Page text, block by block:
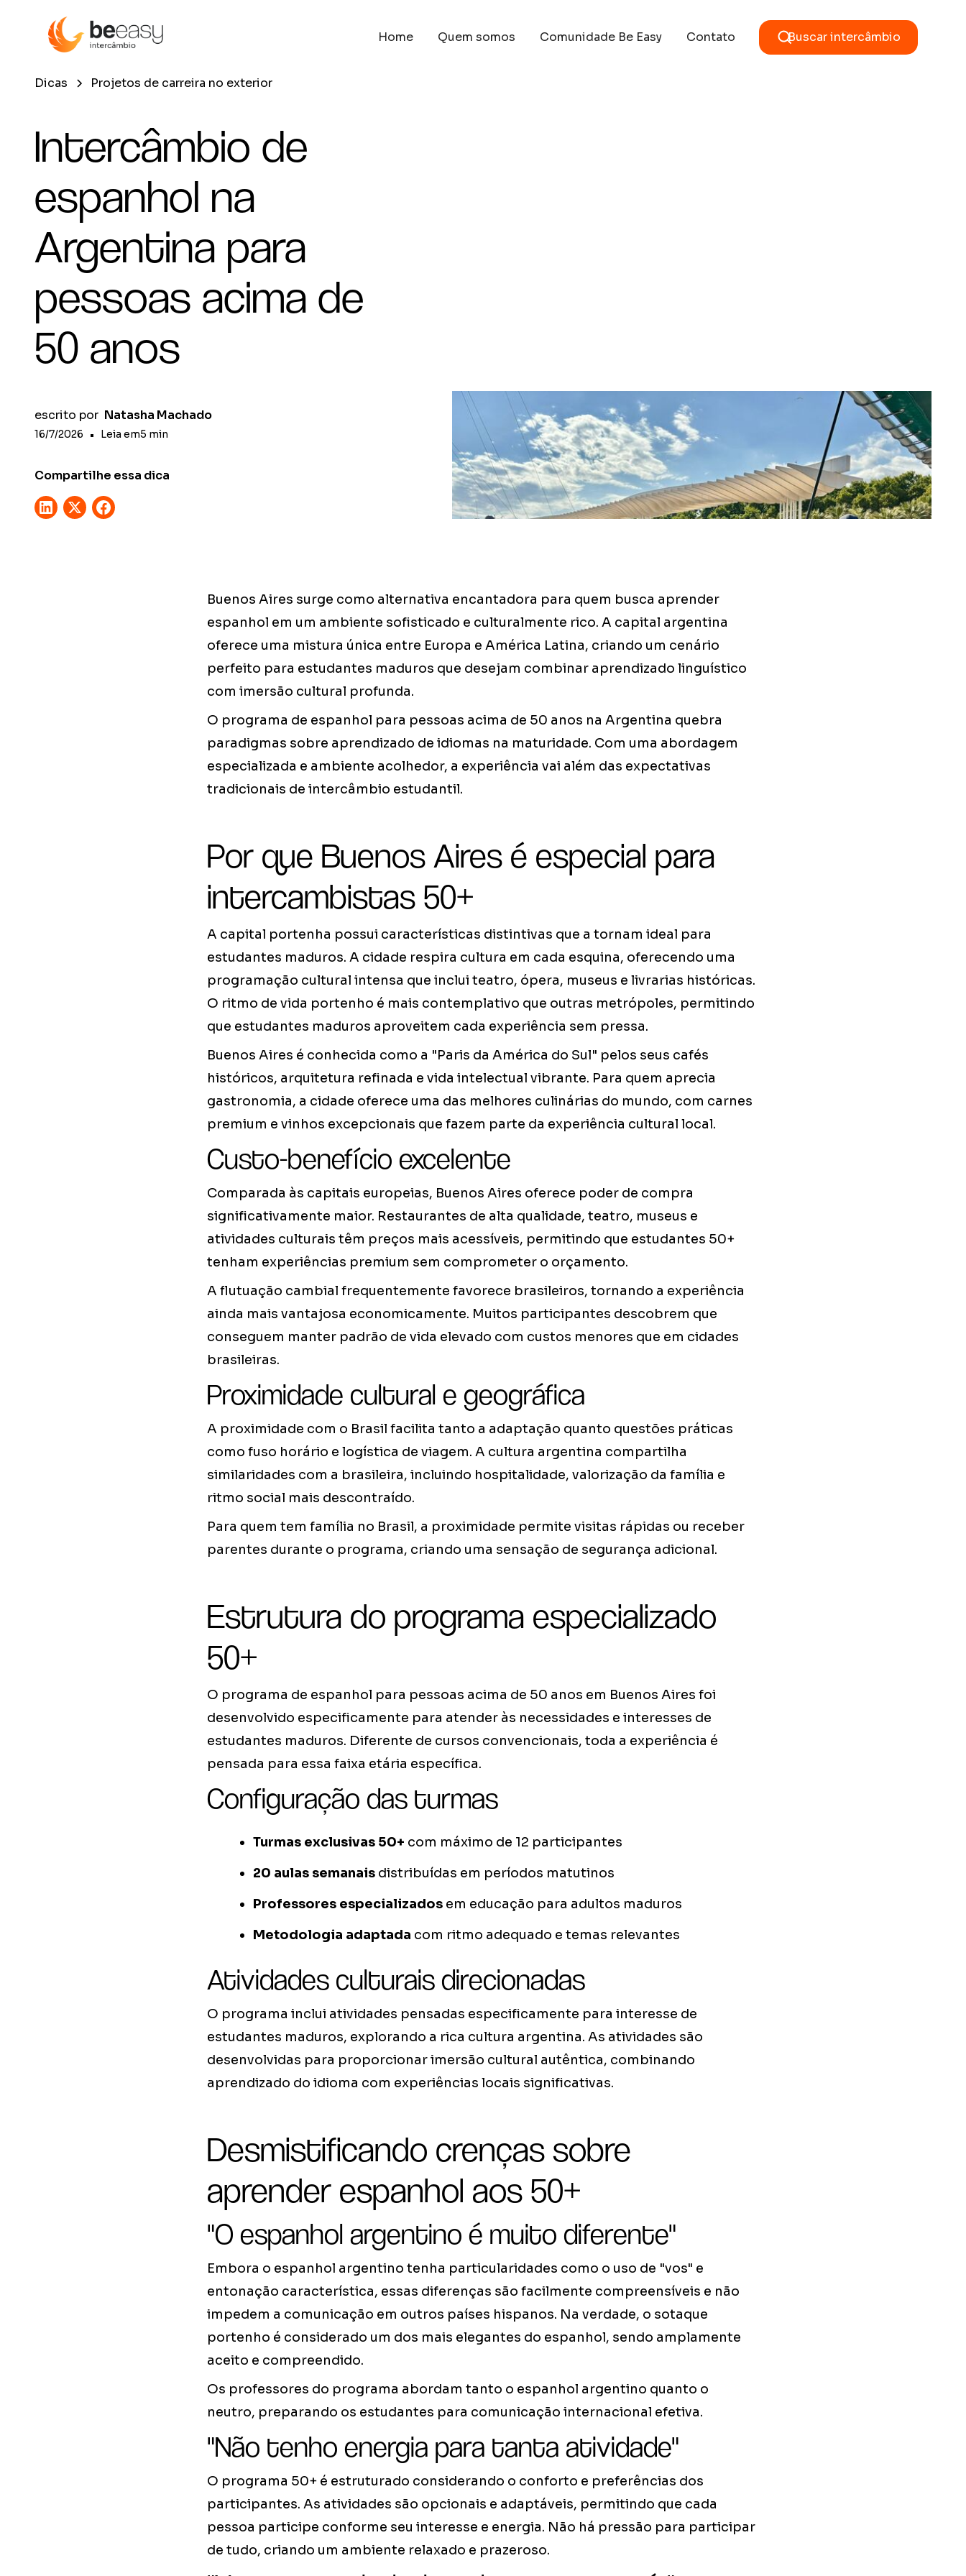
Home Quem somos Comunidade Be Easy Contato Buscar intercâmbio
Dicas Projetos de carreira no exterior
Intercâmbio de
espanhol na
Argentina para
pessoas acima de
50 anos
escrito por Natasha Machado
16/7/2026 • Leia em5 min
Compartilhe essa dica
Buenos Aires surge como alternativa encantadora para quem busca aprender
espanhol em um ambiente sofisticado e culturalmente rico. A capital argentina
oferece uma mistura única entre Europa e América Latina, criando um cenário
perfeito para estudantes maduros que desejam combinar aprendizado linguístico
com imersão cultural profunda.
O programa de espanhol para pessoas acima de 50 anos na Argentina quebra
paradigmas sobre aprendizado de idiomas na maturidade. Com uma abordagem
especializada e ambiente acolhedor, a experiência vai além das expectativas
tradicionais de intercâmbio estudantil.
Por que Buenos Aires é especial para
intercambistas 50+
A capital portenha possui características distintivas que a tornam ideal para
estudantes maduros. A cidade respira cultura em cada esquina, oferecendo uma
programação cultural intensa que inclui teatro, ópera, museus e livrarias históricas.
O ritmo de vida portenho é mais contemplativo que outras metrópoles, permitindo
que estudantes maduros aproveitem cada experiência sem pressa.
Buenos Aires é conhecida como a "Paris da América do Sul" pelos seus cafés
históricos, arquitetura refinada e vida intelectual vibrante. Para quem aprecia
gastronomia, a cidade oferece uma das melhores culinárias do mundo, com carnes
premium e vinhos excepcionais que fazem parte da experiência cultural local.
Custo-benefício excelente
Comparada às capitais europeias, Buenos Aires oferece poder de compra
significativamente maior. Restaurantes de alta qualidade, teatro, museus e
atividades culturais têm preços mais acessíveis, permitindo que estudantes 50+
tenham experiências premium sem comprometer o orçamento.
A flutuação cambial frequentemente favorece brasileiros, tornando a experiência
ainda mais vantajosa economicamente. Muitos participantes descobrem que
conseguem manter padrão de vida elevado com custos menores que em cidades
brasileiras.
Proximidade cultural e geográfica
A proximidade com o Brasil facilita tanto a adaptação quanto questões práticas
como fuso horário e logística de viagem. A cultura argentina compartilha
similaridades com a brasileira, incluindo hospitalidade, valorização da família e
ritmo social mais descontraído.
Para quem tem família no Brasil, a proximidade permite visitas rápidas ou receber
parentes durante o programa, criando uma sensação de segurança adicional.
Estrutura do programa especializado
50+
O programa de espanhol para pessoas acima de 50 anos em Buenos Aires foi
desenvolvido especificamente para atender às necessidades e interesses de
estudantes maduros. Diferente de cursos convencionais, toda a experiência é
pensada para essa faixa etária específica.
Configuração das turmas
Turmas exclusivas 50+ com máximo de 12 participantes
20 aulas semanais distribuídas em períodos matutinos
Professores especializados em educação para adultos maduros
Metodologia adaptada com ritmo adequado e temas relevantes
Atividades culturais direcionadas
O programa inclui atividades pensadas especificamente para interesse de
estudantes maduros, explorando a rica cultura argentina. As atividades são
desenvolvidas para proporcionar imersão cultural autêntica, combinando
aprendizado do idioma com experiências locais significativas.
Desmistificando crenças sobre
aprender espanhol aos 50+
"O espanhol argentino é muito diferente"
Embora o espanhol argentino tenha particularidades como o uso de "vos" e
entonação característica, essas diferenças são facilmente compreensíveis e não
impedem a comunicação em outros países hispanos. Na verdade, o sotaque
portenho é considerado um dos mais elegantes do espanhol, sendo amplamente
aceito e compreendido.
Os professores do programa abordam tanto o espanhol argentino quanto o
neutro, preparando os estudantes para comunicação internacional efetiva.
"Não tenho energia para tanta atividade"
O programa 50+ é estruturado considerando o conforto e preferências dos
participantes. As atividades são opcionais e adaptáveis, permitindo que cada
pessoa participe conforme seu interesse e energia. Não há pressão para participar
de tudo, criando um ambiente relaxado e prazeroso.